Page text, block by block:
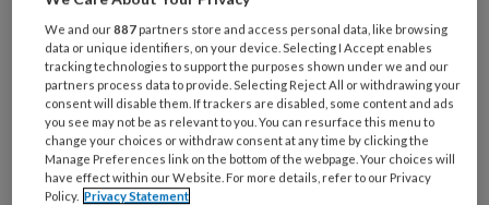
e-
mailadres?
* *
Kies
je
wachtwoord* *
Kies
je
functie *
We and our887 partners store and access personal data, like browsing
data or unique identifiers, on your device. Selecting I Accept enables
tracking technologies to support the purposes shown under we and our
partners process data to provide. Selecting Reject All or withdrawing your
consent will disable them. If trackers are disabled, some content and ads
you see may not be as relevant to you. You can resurface this menu to
change your choices or withdraw consent at any time by clicking the
Manage Preferences link on the bottom of the webpage. Your choices will
have effect within our Website. For more details, refer to our Privacy
Policy. Privacy Statement